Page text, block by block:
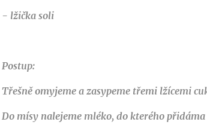
- lžička soli
Postup:
Třešně omyjeme a zasypeme třemi lžícemi
Do mísy nalejeme mléko, do kterého